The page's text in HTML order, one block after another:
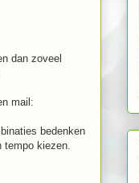
dan zoveel
mail:
bedenken
kiezen.